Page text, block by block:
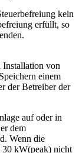
kein
erfüllt, so
von
einem
der Betreiber der
auf oder in
dem
Wenn die
30 kW(peak) nicht